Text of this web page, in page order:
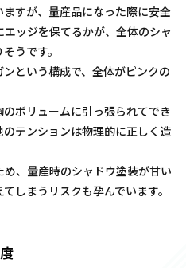
すが、量産品になった際に安全
ッジを保てるかが、全体のシャ
うです。
という構成で、全体がピンクの
ボリュームに引っ張られてでき
テンションは物理的に正しく造
、量産時のシャドウ塗装が甘い
しまうリスクも孕んでいます。